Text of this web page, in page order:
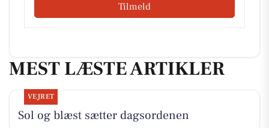
Tilmeld
MEST LÆSTE ARTIKLER
VEJRET
Sol og blæst sætter dagsordenen